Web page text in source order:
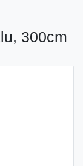
300cm